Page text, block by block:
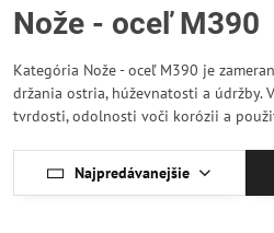
Nože - oceľ M390
Kategória Nože - oceľ M390 je
držania ostria, húževnatosti a údržby.
tvrdosti, odolnosti voči korózii a
Najpredávanejšie